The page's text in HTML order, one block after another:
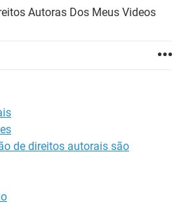
EXCEL
WHATSAPP
Autoras Dos Meus Videos
de direitos autorais são